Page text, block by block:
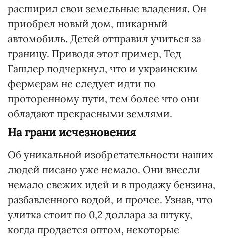
расширил свои земельные владения. Он
приобрел новый дом, шикарный
автомобиль. Детей отправил учиться за
границу. Приводя этот пример, Тед
Гашлер подчеркнул, что и украинским
фермерам не следует идти по
проторенному пути, тем более что они
обладают прекрасными землями.
На грани исчезновения
Об уникальной изобретательности наших
людей писано уже немало. Они внесли
немало свежих идей и в продажу бензина,
разбавленного водой, и прочее. Узнав, что
улитка стоит по 0,2 доллара за штуку,
когда продается оптом, некоторые